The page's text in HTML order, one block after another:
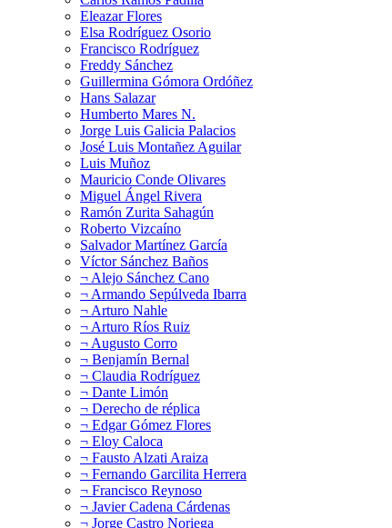
Eleazar Flores
Elsa Rodríguez Osorio
Francisco Rodríguez
Freddy Sánchez
Guillermina Gómora Ordóñez
Hans Salazar
Humberto Mares N.
Jorge Luis Galicia Palacios
José Luis Montañez Aguilar
Luis Muñoz
Mauricio Conde Olivares
Miguel Ángel Rivera
Ramón Zurita Sahagún
Roberto Vizcaíno
Salvador Martínez García
Víctor Sánchez Baños
¬ Alejo Sánchez Cano
¬ Armando Sepúlveda Ibarra
¬ Arturo Nahle
¬ Arturo Ríos Ruiz
¬ Augusto Corro
¬ Benjamín Bernal
¬ Claudia Rodríguez
¬ Dante Limón
¬ Derecho de réplica
¬ Edgar Gómez Flores
¬ Eloy Caloca
¬ Fausto Alzati Araiza
¬ Fernando Garcilita Herrera
¬ Francisco Reynoso
¬ Javier Cadena Cárdenas
¬ Jorge Castro Noriega